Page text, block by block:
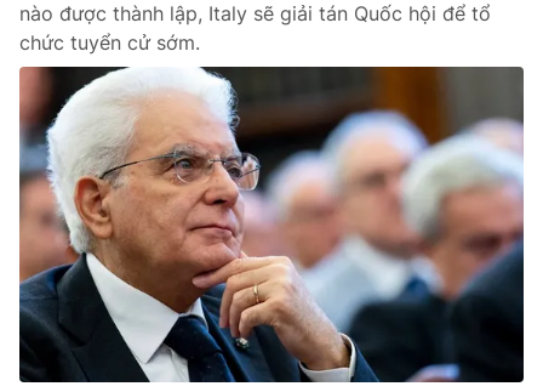
nào được thành lập, Italy sẽ giải tán Quốc hội để tổ
chức tuyển cử sớm.